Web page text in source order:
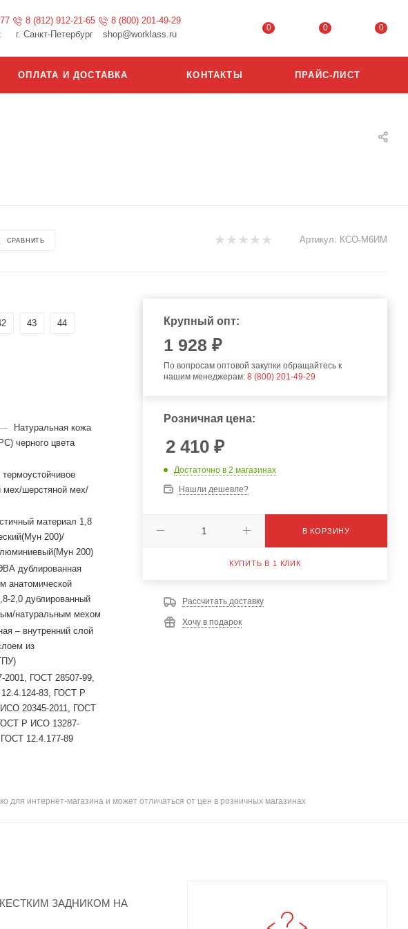
8 (812) 912-21-65
г. Санкт-Петербург
8 (800) 201-49-29
shop@worklass.ru
0 0 0
ОПЛАТА И ДОСТАВКА КОНТАКТЫ ПРАЙС-ЛИСТ
СРАВНИТЬ Артикул: КСО-М6ИМ
43 44
Натуральная кожа
черного цвета
термоустойчивое
мех/шерстяной мех/
материал 1,8
200)/
200)
дублированная
анатомической
2,0 дублированный
натуральным мехом
– внутренний слой
из
2001, ГОСТ 28507-99,
83, ГОСТ Р
20345-2011, ГОСТ
Р ИСО 13287-
12.4.177-89
Крупный опт:
1 928 ₽
По вопросам оптовой закупки обращайтесь к
нашим менеджерам: 8 (800) 201-49-29
Розничная цена:
2 410₽
Достаточно в 2 магазинах
Нашли дешевле?
В КОРЗИНУ
КУПИТЬ В 1 КЛИК
Рассчитать доставку
Хочу в подарок
для интернет-магазина и может отличаться от цен в розничных магазинах
ЗАДНИКОМ НА